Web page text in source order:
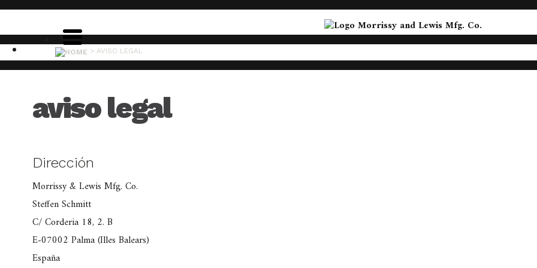
>AVISO LEGAL
aviso legal
Dirección
Morrissy & Lewis Mfg. Co.
Steffen Schmitt
C/ Corderia 18, 2. B
E-07002 Palma (Illes Balears)
España